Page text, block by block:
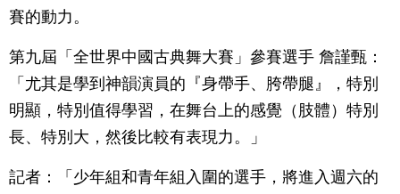
賽的動力。
第九屆「全世界中國古典舞大賽」參賽選手 詹謹甄：
「尤其是學到神韻演員的『身帶手、胯帶腿』，特別
明顯，特別值得學習，在舞台上的感覺（肢體）特別
長、特別大，然後比較有表現力。」
記者：「少年組和青年組入圍的選手，將進入週六的